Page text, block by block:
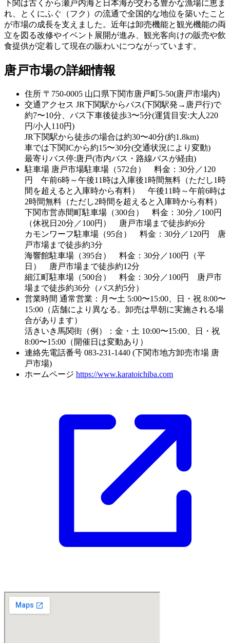
下関は古くから瀬戸内海と日本海が交わる豊かな漁場に恵ま
れ、とくにふぐ（フク）の流通で全国的な地位を築いたこと
が市場の成長を支えました。近年は卸売機能と観光機能の両
立を図る改修やイベント展開が進み、観光客向けの販売や飲
食提供が定着して現在の賑わいにつながっています。
唐戸市場の詳細情報
住所 〒750-0005 山口県下関市唐戸町5-50(唐戸市場内)
交通アクセス JR下関駅からバス(下関駅発→唐戸行)で
約7〜10分、バス下車後徒歩3〜5分(運賃目安:大人220
円/小人110円)
JR下関駅から徒歩の場合は約30〜40分(約1.8km)
車では下関ICから約15〜30分(交通状況により変動)
最寄りバス停:唐戸(市内バス・路線バスが経由)
駐車場 唐戸市場駐車場（572台） 料金：30分／120
円 午前6時～午後11時は入庫後1時間無料（ただし1時
間を超えると入庫時から有料） 午後11時～午前6時は
2時間無料（ただし2時間を超えると入庫時から有料）
下関市営赤間町駐車場（300台） 料金：30分／100円
（休祝日20分／100円） 唐戸市場まで徒歩約6分
カモンワーフ駐車場（95台） 料金：30分／120円 唐
戸市場まで徒歩約3分
海響館駐車場（395台） 料金：30分／100円（平
日） 唐戸市場まで徒歩約12分
細江町駐車場（500台） 料金：30分／100円 唐戸市
場まで徒歩約36分（バス約5分）
営業時間 通常営業：月〜土 5:00〜15:00、日・祝 8:00〜
15:00（店舗により異なる。卸売は早朝に実施される場
合があります）
活きいき馬関街（例）：金・土 10:00〜15:00、日・祝
8:00〜15:00（開催日は変動あり）
連絡先電話番号 083-231-1440 (下関市地方卸売市場 唐
戸市場)
ホームページ https://www.karatoichiba.com